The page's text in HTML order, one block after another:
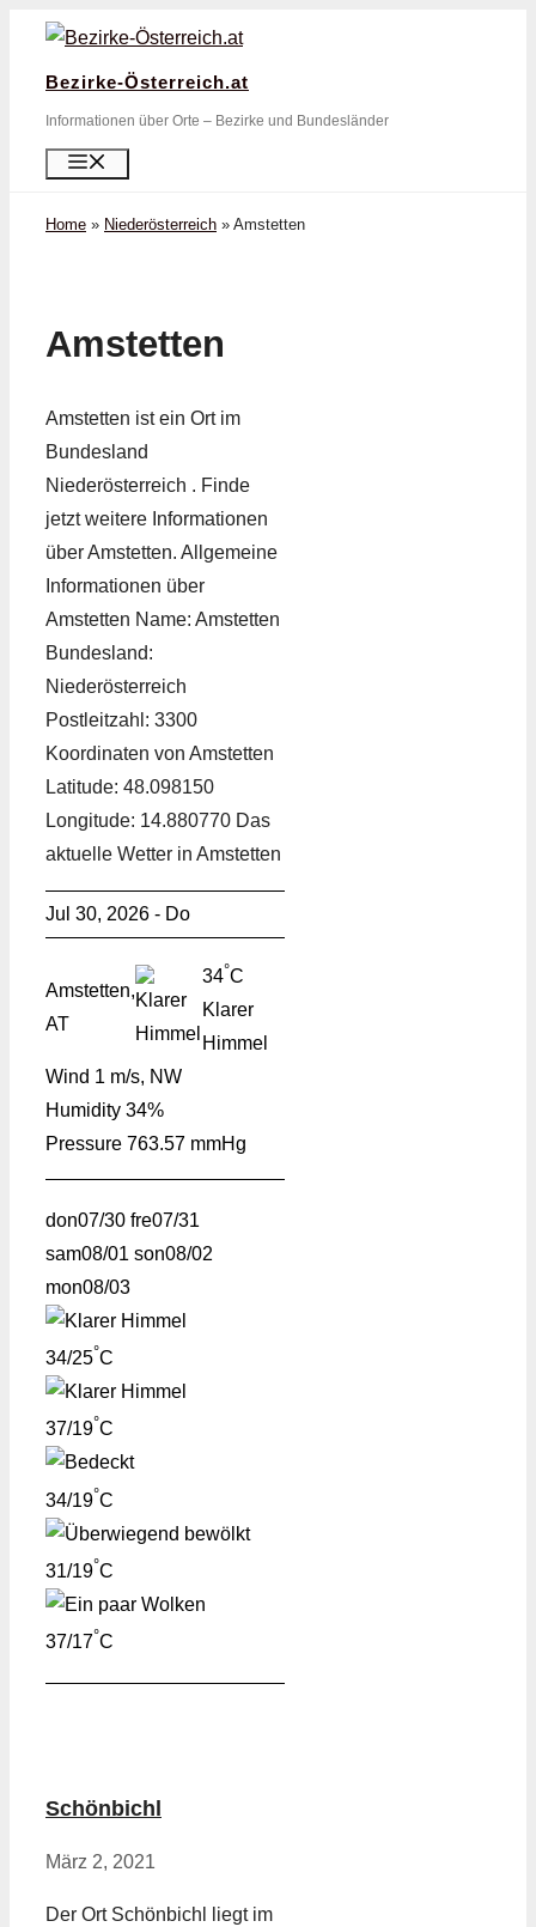
Zum
springen
Bezirke-Österreich.at
Informationen über Orte – Bezirke und Bundesländer
Home » Niederösterreich » Amstetten
Amstetten
Amstetten ist ein Ort im
Bundesland
Niederösterreich . Finde
jetzt weitere Informationen
über Amstetten. Allgemeine
Informationen über
Amstetten Name: Amstetten
Bundesland:
Niederösterreich
Postleitzahl: 3300
Koordinaten von Amstetten
Latitude: 48.098150
Longitude: 14.880770 Das
aktuelle Wetter in Amstetten
Jul 30, 2026 - Do
Amstetten,
AT
34°C
Klarer
Himmel
Wind 1 m/s, NW
Humidity 34%
Pressure 763.57 mmHg
don07/30 fre07/31
sam08/01 son08/02
mon08/03
34/25°C
37/19°C
34/19°C
31/19°C
37/17°C
Schönbichl
März 2, 2021
Der Ort Schönbichl liegt im